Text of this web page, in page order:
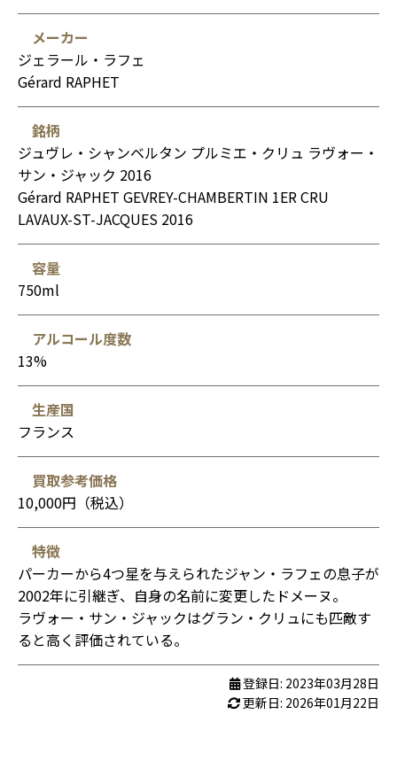
メーカー
ジェラール・ラフェ
Gérard RAPHET
銘柄
ジュヴレ・シャンベルタン プルミエ・クリュ ラヴォー・
サン・ジャック 2016
Gérard RAPHET GEVREY-CHAMBERTIN 1ER CRU
LAVAUX-ST-JACQUES 2016
容量
750ml
アルコール度数
13%
生産国
フランス
買取参考価格
10,000円（税込）
特徴
パーカーから4つ星を与えられたジャン・ラフェの息子が
2002年に引継ぎ、自身の名前に変更したドメーヌ。
ラヴォー・サン・ジャックはグラン・クリュにも匹敵す
ると高く評価されている。
登録日: 2023年03月28日
更新日: 2026年01月22日